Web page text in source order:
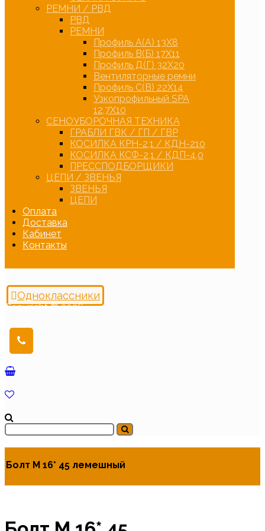
РЕМНИ / РВД
РВД
РЕМНИ
Профиль А(А) 13Х8
Профиль В(Б) 17Х11
Профиль Д(Г) 32Х20
Вентиляторные ремни
Профиль С(В) 22Х14
Узкопрофильный SPA
12,7Х10
СЕНОУБОРОЧНАЯ ТЕХНИКА
ГРАБЛИ ГВК / ГП / ГВР
КОСИЛКА КРН-2,1 / КДН-210
КОСИЛКА КСФ-2,1 / КДП-4,0
ПРЕССПОДБОРЩИКИ
ЦЕПИ / ЗВЕНЬЯ
ЗВЕНЬЯ
ЦЕПИ
Оплата
Доставка
Кабинет
Контакты
Одноклассники
Copyright © 2026
Болт М 16* 45 лемешный